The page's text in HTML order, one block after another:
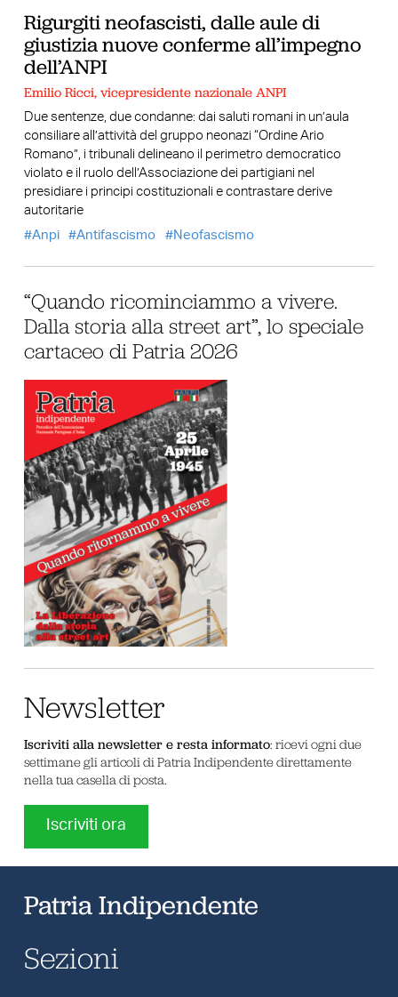
Rigurgiti neofascisti, dalle aule di
giustizia nuove conferme all’impegno
dell’ANPI
Emilio Ricci, vicepresidente nazionale ANPI
Due sentenze, due condanne: dai saluti romani in un’aula
consiliare all’attività del gruppo neonazi “Ordine Ario
Romano”, i tribunali delineano il perimetro democratico
violato e il ruolo dell’Associazione dei partigiani nel
presidiare i principi costituzionali e contrastare derive
autoritarie
Anpi
Antifascismo Neofascismo
“Quando ricominciammo a vivere.
Dalla storia alla street art”, lo speciale
cartaceo di Patria 2026
Newsletter
Iscriviti alla newsletter e resta informato: ricevi ogni due
settimane gli articoli di Patria Indipendente direttamente
nella tua casella di posta.
Iscriviti ora
Patria Indipendente
Sezioni